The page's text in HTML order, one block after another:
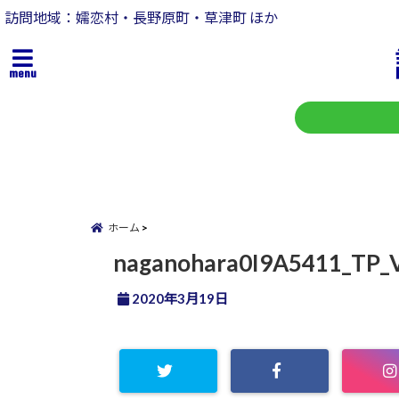
訪問地域：嬬恋村・長野原町・草津町 ほか
menu
ホーム
2020年3月19日